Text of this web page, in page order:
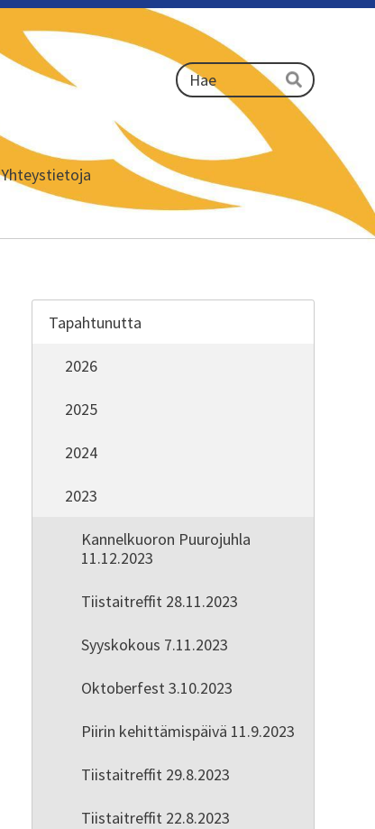
Haku
Hae
Yhteystietoja
Tapahtunutta
2026
2025
2024
2023
Kannelkuoron Puurojuhla
11.12.2023
Tiistaitreffit 28.11.2023
Syyskokous 7.11.2023
Oktoberfest 3.10.2023
Piirin kehittämispäivä 11.9.2023
Tiistaitreffit 29.8.2023
Tiistaitreffit 22.8.2023